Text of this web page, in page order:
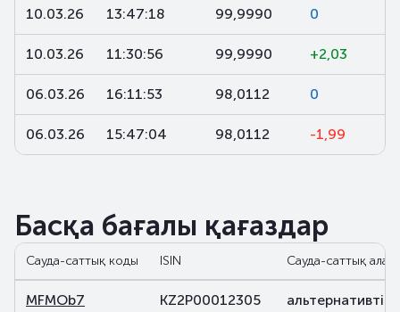
10.03.26 13:47:18 99,9990 0
10.03.26 11:30:56 99,9990 +2,03
06.03.26 16:11:53 98,0112 0
06.03.26 15:47:04 98,0112 -1,99
Басқа бағалы қағаздар
Сауда-саттық коды ISIN Сауда-саттық алаң
MFMOb7 KZ2P00012305 альтернативті